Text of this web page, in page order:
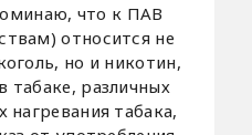
что к ПАВ
относится не
но и никотин,
табаке, различных
нагревания табака,